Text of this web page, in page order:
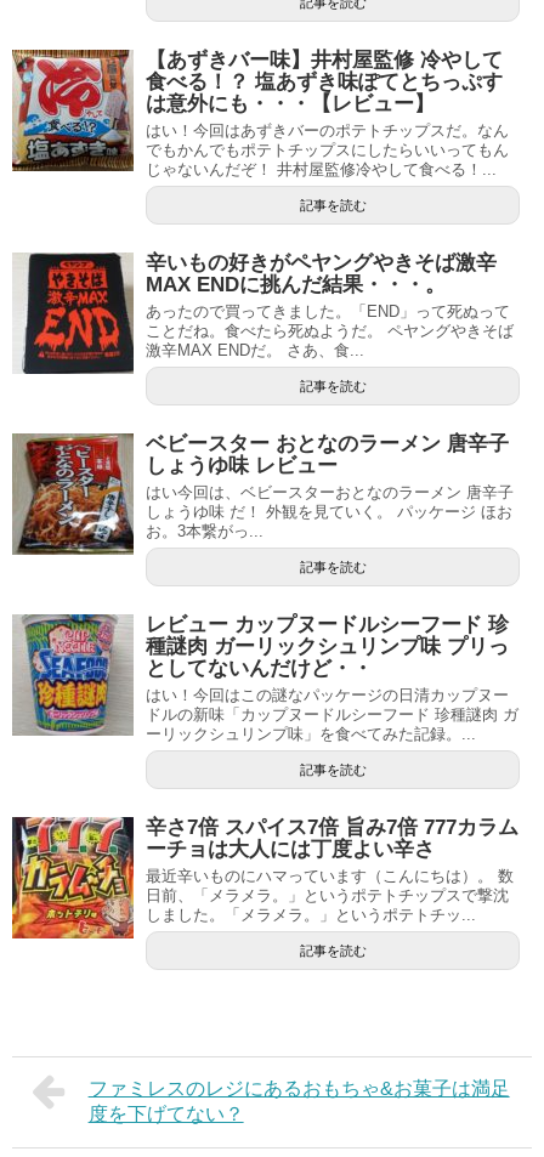
【あずきバー味】井村屋監修 冷やして
食べる！？ 塩あずき味ぽてとちっぷす
は意外にも・・・【レビュー】
はい！今回はあずきバーのポテトチップスだ。なん
でもかんでもポテトチップスにしたらいいってもん
じゃないんだぞ！ 井村屋監修冷やして食べる！...
記事を読む
辛いもの好きがペヤングやきそば激辛
MAX ENDに挑んだ結果・・・。
あったので買ってきました。「END」って死ぬって
ことだね。食べたら死ぬようだ。 ペヤングやきそば
激辛MAX ENDだ。 さあ、食...
記事を読む
ベビースター おとなのラーメン 唐辛子
しょうゆ味 レビュー
はい今回は、ベビースターおとなのラーメン 唐辛子
しょうゆ味 だ！ 外観を見ていく。 パッケージ ほお
お。3本繋がっ...
記事を読む
レビュー カップヌードルシーフード 珍
種謎肉 ガーリックシュリンプ味 プリっ
としてないんだけど・・
はい！今回はこの謎なパッケージの日清カップヌー
ドルの新味「カップヌードルシーフード 珍種謎肉 ガ
ーリックシュリンプ味」を食べてみた記録。...
記事を読む
辛さ7倍 スパイス7倍 旨み7倍 777カラム
ーチョは大人には丁度よい辛さ
最近辛いものにハマっています（こんにちは）。 数
日前、「メラメラ。」というポテトチップスで撃沈
しました。「メラメラ。」というポテトチッ...
記事を読む
ファミレスのレジにあるおもちゃ&お菓子は満足
度を下げてない？